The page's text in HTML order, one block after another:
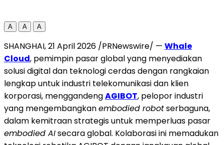
A A A
SHANGHAI, 21 April 2026 /PRNewswire/ — Whale
Cloud, pemimpin pasar global yang menyediakan
solusi digital dan teknologi cerdas dengan rangkaian
lengkap untuk industri telekomunikasi dan klien
korporasi, menggandengAGIBOT, pelopor industri
yang mengembangkanembodied robotserbaguna,
dalam kemitraan strategis untuk memperluas pasar
embodied AIsecara global. Kolaborasi ini memadukan